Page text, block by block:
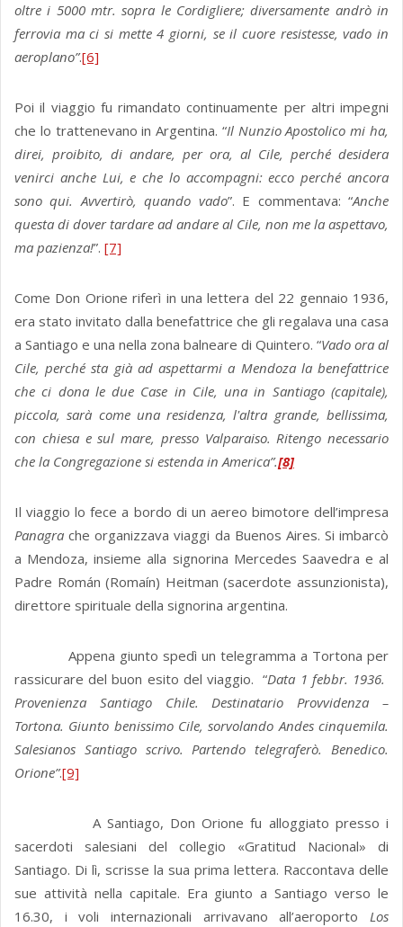
oltre i 5000 mtr. sopra le Cordigliere; diversamente andrò in
ferrovia ma ci si mette 4 giorni, se il cuore resistesse, vado in
aeroplano”.[6]
Poi il viaggio fu rimandato continuamente per altri impegni
che lo trattenevano in Argentina. “Il Nunzio Apostolico mi ha,
direi, proibito, di andare, per ora, al Cile, perché desidera
venirci anche Lui, e che lo accompagni: ecco perché ancora
sono qui. Avvertirò, quando vado”. E commentava: “Anche
questa di dover tardare ad andare al Cile, non me la aspettavo,
ma pazienza!”. [7]
Come Don Orione riferì in una lettera del 22 gennaio 1936,
era stato invitato dalla benefattrice che gli regalava una casa
a Santiago e una nella zona balneare di Quintero. “Vado ora al
Cile, perché sta già ad aspettarmi a Mendoza la benefattrice
che ci dona le due Case in Cile, una in Santiago (capitale),
piccola, sarà come una residenza, l'altra grande, bellissima,
con chiesa e sul mare, presso Valparaiso. Ritengo necessario
che la Congregazione si estenda in America”.[8]
Il viaggio lo fece a bordo di un aereo bimotore dell’impresa
Panagra che organizzava viaggi da Buenos Aires. Si imbarcò
a Mendoza, insieme alla signorina Mercedes Saavedra e al
Padre Román (Romaín) Heitman (sacerdote assunzionista),
direttore spirituale della signorina argentina.
Appena giunto spedì un telegramma a Tortona per
rassicurare del buon esito del viaggio. “Data 1 febbr. 1936.
Provenienza Santiago Chile.
Destinatario Provvidenza –
Tortona. Giunto benissimo Cile, sorvolando Andes cinquemila.
Salesianos Santiago scrivo. Partendo telegraferò. Benedico.
Orione”.[9]
A Santiago, Don Orione fu alloggiato presso i
sacerdoti salesiani del collegio «Gratitud Nacional» di
Santiago. Di lì, scrisse la sua prima lettera. Raccontava delle
sue attività nella capitale. Era giunto a Santiago verso le
16.30, i voli internazionali arrivavano all’aeroporto Los